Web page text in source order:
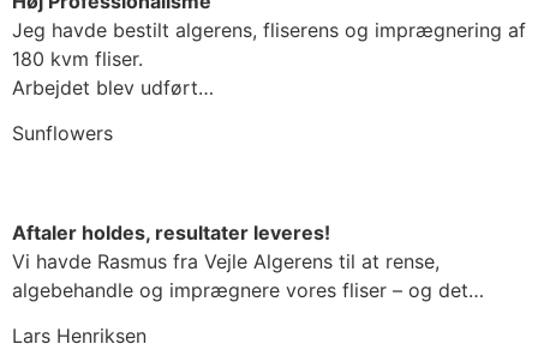
Jeg havde bestilt algerens, fliserens og imprægnering af
180 kvm fliser.
Arbejdet blev udført…
Sunflowers
Aftaler holdes, resultater leveres!
Vi havde Rasmus fra Vejle Algerens til at rense,
algebehandle og imprægnere vores fliser – og det…
Lars Henriksen